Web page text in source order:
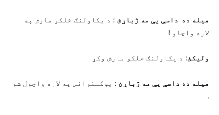
هیله ده داسې یې مه ژباړئ : د یکاولنګ خلکو مارش په
لاره واچاو !
ولیکئ: د یکاولنګ خلکو مارش وکړ
هیله ده داسې یې مه ژباړئ : یوکنفرانس په لاره واچول شو
.